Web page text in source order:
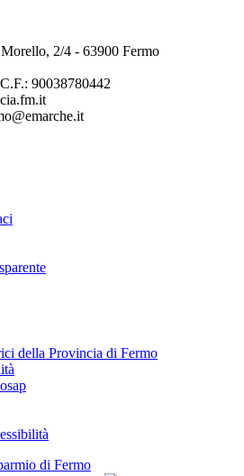
2/4 - 63900 Fermo
90038780442
della Provincia di Fermo